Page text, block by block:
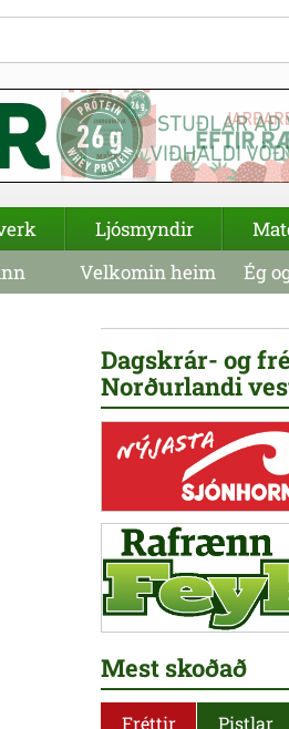
Dagskrár- og
Norðurlandi
Mest skoðað
Fréttir Pistlar
Ljósmyndir
Velkomin heim Ég